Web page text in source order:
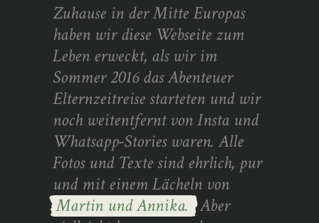
Zuhause in der Mitte Europas
haben wir diese Webseite zum
Leben erweckt, als wir im
Sommer 2016 das Abenteuer
Elternzeitreise starteten und wir
noch weitentfernt von Insta und
Whatsapp-Stories waren. Alle
Fotos und Texte sind ehrlich, pur
und mit einem Lächeln von
Martin und Annika. Aber